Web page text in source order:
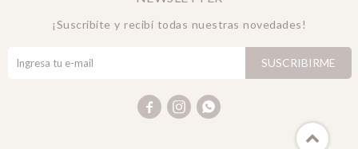
¡Suscribite y recibí todas nuestras novedades!
SUSCRIBIRME
  